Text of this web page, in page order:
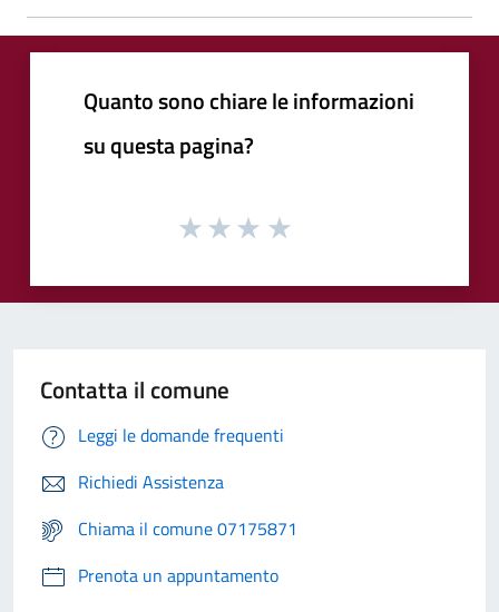
Quanto sono chiare le informazioni
su questa pagina?
Contatta il comune
Leggi le domande frequenti
Richiedi Assistenza
Chiama il comune 07175871
Prenota un appuntamento